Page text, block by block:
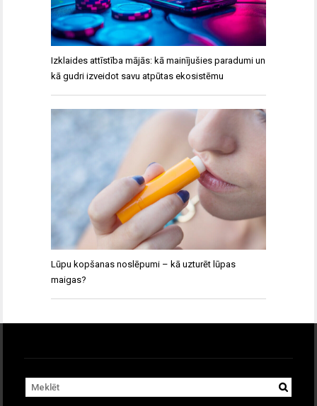
Izklaides attīstība mājās: kā mainījušies paradumi un
kā gudri izveidot savu atpūtas ekosistēmu
Lūpu kopšanas noslēpumi – kā uzturēt lūpas
maigas?